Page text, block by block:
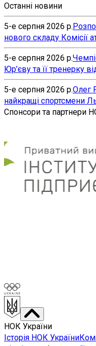
Останні новини
5-е серпня 2026 р.
нового складу Комісії
5-е серпня 2026 р.
Юр’єву та її тренерку
5-е серпня 2026 р.Олег
найкращі спортсмени
Спонсори та партнери
НОК України
Історія НОК України